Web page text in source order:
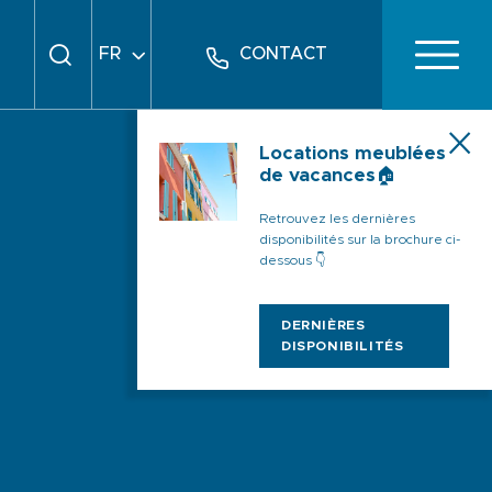
FR CONTACT
Locations meublées
de vacances🏠
Retrouvez les dernières
disponibilités sur la brochure ci-
dessous 👇
DERNIÈRES
DISPONIBILITÉS